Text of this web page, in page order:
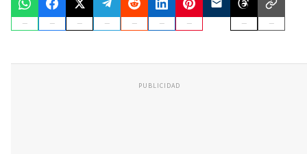
PUBLICIDAD